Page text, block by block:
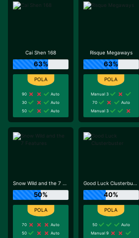
Cai Shen 168
63%
90
Auto
30
Auto
50
Auto
Risque Megaways
63%
Manual 3
70
Auto
Manual 3
Snow Wild and the 7 Features
50%
70
Auto
50
Auto
Good Luck Clusterbuster
40%
50
Auto
Manual 9